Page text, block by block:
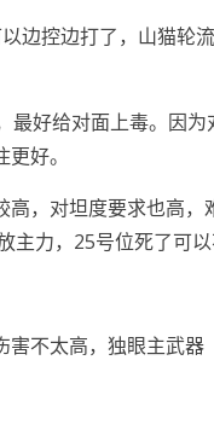
边控边打了，山猫轮
最好给对面上毒。因
好。
高，对坦度要求也高
力，25号位死了可以
不太高，独眼主武器